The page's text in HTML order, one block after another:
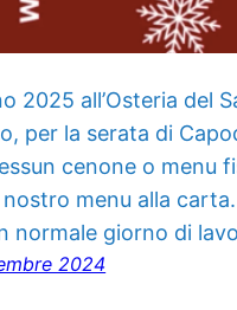
2025 all’Osteria del
per la serata di
cenone o menu
menu alla
normale giorno di
2024